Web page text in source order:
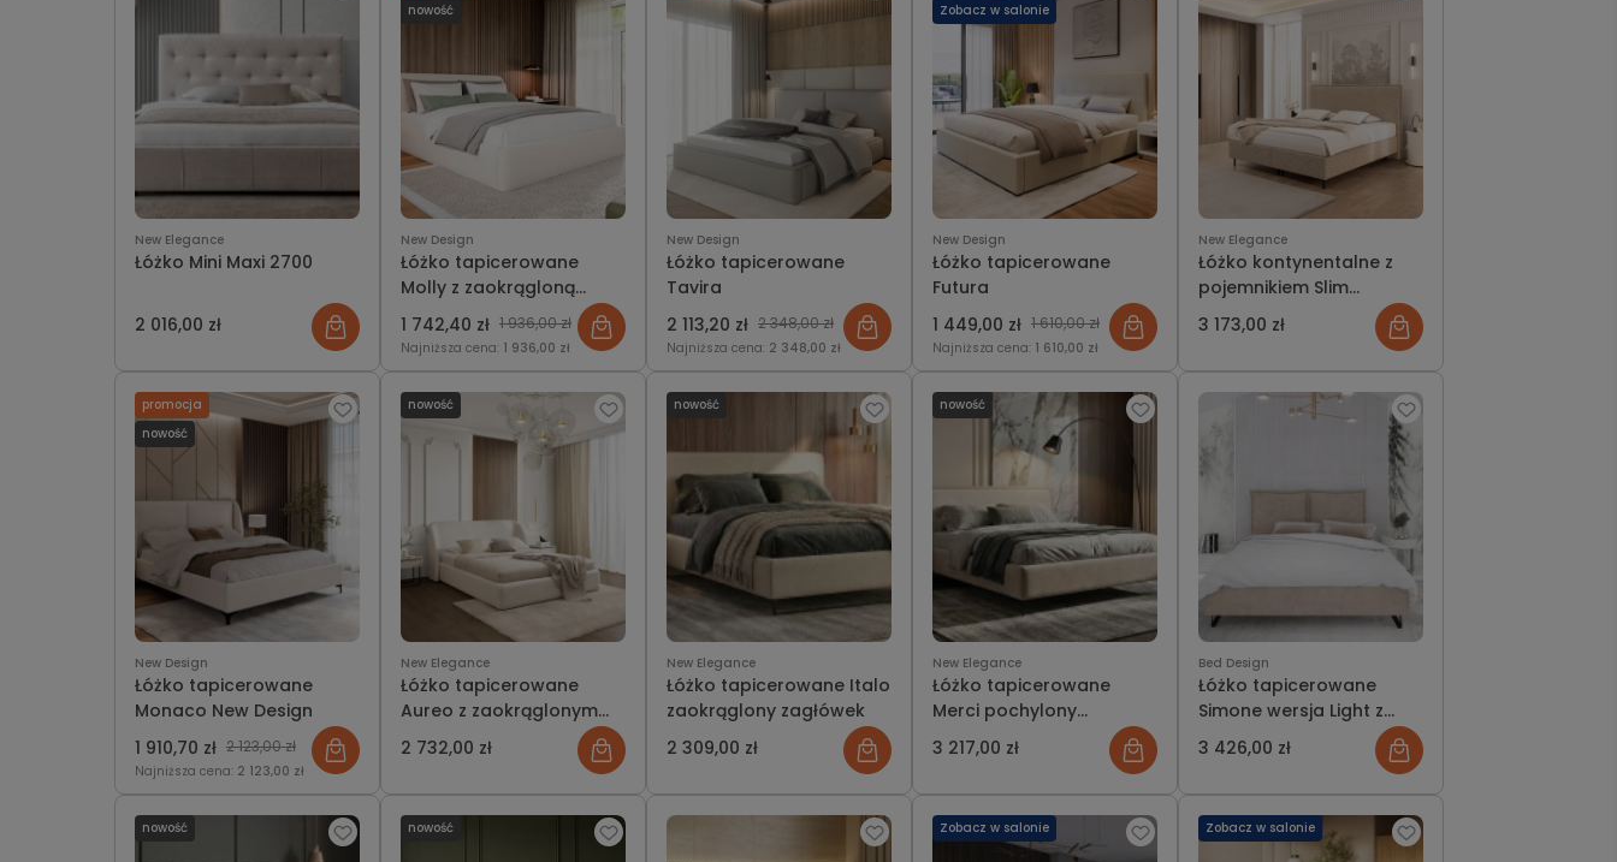
New Elegance
Łóżko Mini Maxi 2700
2 016,00 zł
New Design
Łóżko tapicerowane
Molly z zaokrągloną
ramą i miękkim
wezgłowiem
1 742,40 zł 1 936,00 zł
Najniższa cena: 1 936,00 zł
nowość
New Design
Łóżko tapicerowane
Tavira
2 113,20 zł 2 348,00 zł
Najniższa cena: 2 348,00 zł
New Design
Łóżko tapicerowane
Futura
1 449,00 zł 1 610,00 zł
Najniższa cena: 1 610,00 zł
Zobacz w salonie
New Elegance
Łóżko kontynentalne z
pojemnikiem Slim
wezgłowie L z lamówką
New Elegance
3 173,00 zł
New Design
Łóżko tapicerowane
Monaco New Design
1 910,70 zł 2 123,00 zł
Najniższa cena: 2 123,00 zł
promocja
nowość
New Elegance
Łóżko tapicerowane
Aureo z zaokrąglonym
wezgłowiem
2 732,00 zł
nowość
New Elegance
Łóżko tapicerowane Italo
zaokrąglony zagłówek
2 309,00 zł
nowość
New Elegance
Łóżko tapicerowane
Merci pochylony
zagłówek
3 217,00 zł
nowość
Bed Design
Łóżko tapicerowane
Simone wersja Light z
pojemnikiem lub bez
3 426,00 zł
nowość nowość Zobacz w salonie Zobacz w salonie